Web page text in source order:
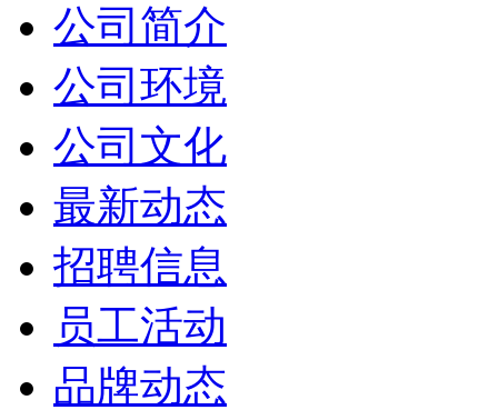
公司简介
公司环境
公司文化
最新动态
招聘信息
员工活动
品牌动态